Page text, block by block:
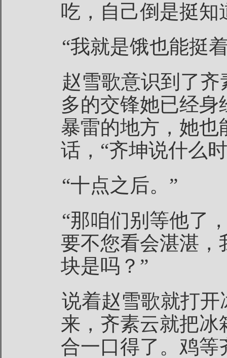
吃，自己倒是挺知
“我就是饿也能挺
赵雪歌意识到了
多的交锋她已经
暴雷的地方，她也
话，“齐坤说什么
“十点之后。”
“那咱们别等他了
要不您看会湛湛，
块是吗？”
说着赵雪歌就打
来，齐素云就把冰
合一口得了。鸡等